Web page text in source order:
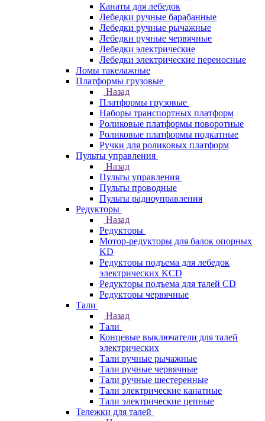
Канаты для лебедок
Лебедки ручные барабанные
Лебедки ручные рычажные
Лебедки ручные червячные
Лебедки электрические
Лебедки электрические переносные
Ломы такелажные
Платформы грузовые
Назад
Платформы грузовые
Наборы транспортных платформ
Роликовые платформы поворотные
Роликовые платформы подкатные
Ручки для роликовых платформ
Пульты управления
Назад
Пульты управления
Пульты проводные
Пульты радиоуправления
Редукторы
Назад
Редукторы
Мотор-редукторы для балок опорных
KD
Редукторы подъема для лебедок
электрических KCD
Редукторы подъема для талей CD
Редукторы червячные
Тали
Назад
Тали
Концевые выключатели для талей
электрических
Тали ручные рычажные
Тали ручные червячные
Тали ручные шестеренные
Тали электрические канатные
Тали электрические цепные
Тележки для талей